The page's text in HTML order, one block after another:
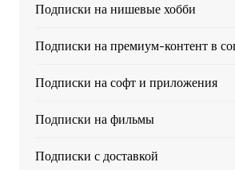
Подписки на нишевые хобби
Подписки на премиум-контент в
Подписки на софт и приложения
Подписки на фильмы
Подписки с доставкой